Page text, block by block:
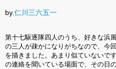
by.仁川三六五一
第十七駆逐隊四人のうち、好きな浜
の三人が疎かになりがちなので、今
を描きました。あまり似ていないで
の連絡を聞いている場面で、その日